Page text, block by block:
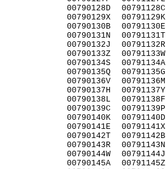
00790128D
00790129X
00790130B
00790131N
00790132J
00790133Z
00790134S
00790135Q
00790136V
00790137H
00790138L
00790139C
00790140K
00790141E
00790142T
00790143R
00790144W
00790145A
00791128C
00791129K
00791130E
00791131T
00791132R
00791133W
00791134A
00791135G
00791136M
00791137Y
00791138F
00791139P
00791140D
00791141X
00791142B
00791143N
00791144J
00791145Z